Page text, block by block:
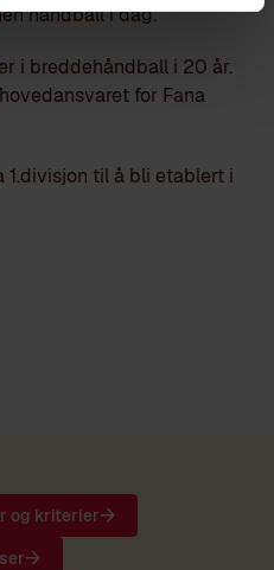
håndball i dag.
i breddehåndball i 20 år.
for Fana
1.divisjon til å bli etablert i
og kriterier